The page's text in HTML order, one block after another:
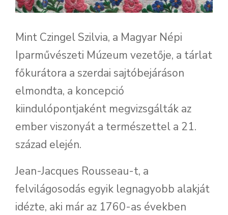
Mint Czingel Szilvia, a Magyar Népi
Iparművészeti Múzeum vezetője, a tárlat
főkurátora a szerdai sajtóbejáráson
elmondta, a koncepció
kiindulópontjaként megvizsgálták az
ember viszonyát a természettel a 21.
század elején.
Jean-Jacques Rousseau-t, a
felvilágosodás egyik legnagyobb alakját
idézte, aki már az 1760-as években